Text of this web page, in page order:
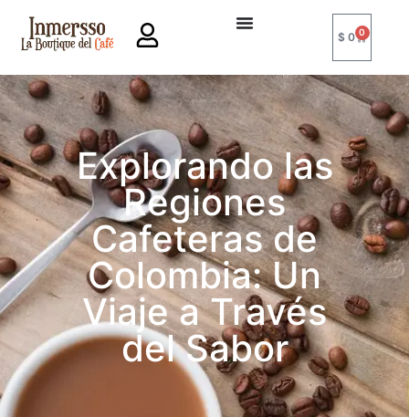
$0 0
Explorando las
Regiones
Cafeteras de
Colombia: Un
Viaje a Través
del Sabor